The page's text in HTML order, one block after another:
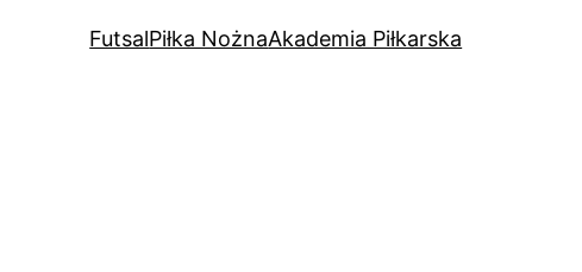
FutsalPiłka NożnaAkademia Piłkarska